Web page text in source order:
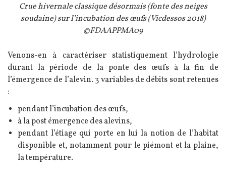
Légende
Crue hivernale classique désormais (fonte des neiges
soudaine) sur l’incubation des œufs (Vicdessos 2018)
©FDAAPPMA09
Texte
Venons-en à caractériser statistiquement l’hydrologie
durant la période de la ponte des œufs à la fin de
l’émergence de l’alevin. 3 variables de débits sont retenues
:
pendant l’incubation des œufs,
à la post émergence des alevins,
pendant l’étiage qui porte en lui la notion de l’habitat
disponible et, notamment pour le piémont et la plaine,
la température.